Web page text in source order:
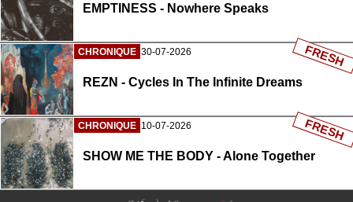
EMPTINESS - Nowhere Speaks
CHRONIQUE 30-07-2026
REZN - Cycles In The Infinite Dreams
FRESH
CHRONIQUE 10-07-2026
SHOW ME THE BODY - Alone Together
FRESH